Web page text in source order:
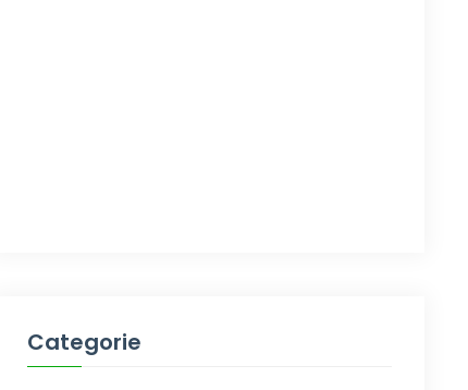
Categorie